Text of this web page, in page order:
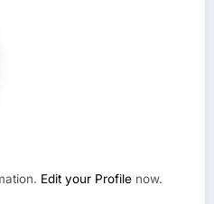
Edit your Profile now.